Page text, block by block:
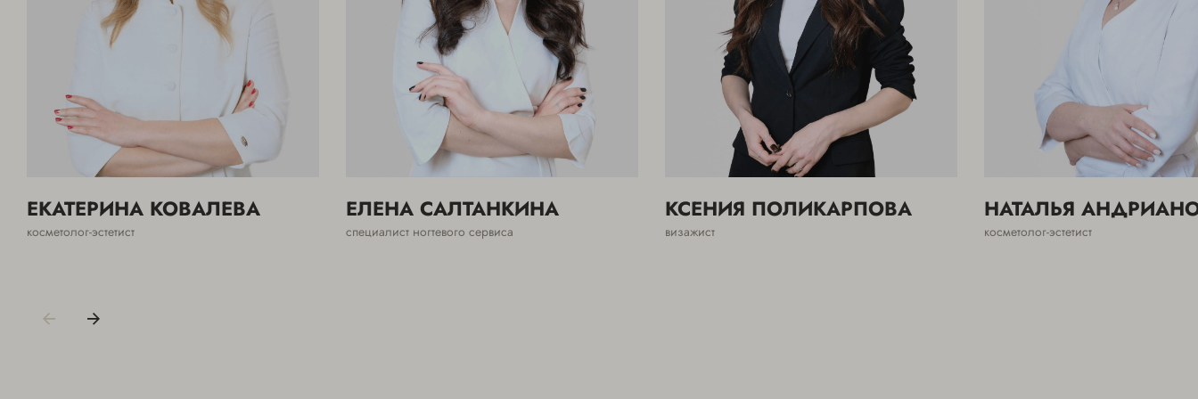
ЕКАТЕРИНА КОВАЛЕВА
косметолог-эстетист
ЕЛЕНА САЛТАНКИНА
специалист ногтевого сервиса
КСЕНИЯ ПОЛИКАРПОВА
визажист
НАТАЛЬЯ
косметолог-эстетист